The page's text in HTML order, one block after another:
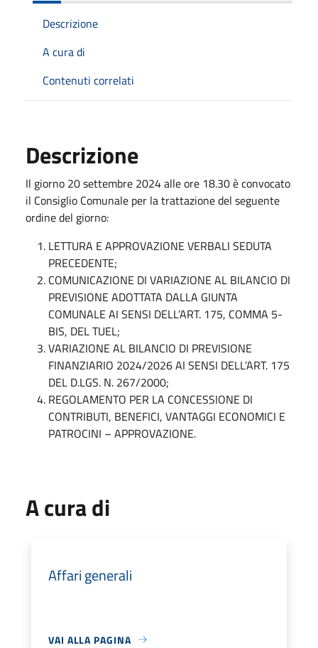
Descrizione
A cura di
Contenuti correlati
Descrizione
Il giorno 20 settembre 2024 alle ore 18.30 è convocato
il Consiglio Comunale per la trattazione del seguente
ordine del giorno:
LETTURA E APPROVAZIONE VERBALI SEDUTA
PRECEDENTE;
COMUNICAZIONE DI VARIAZIONE AL BILANCIO DI
PREVISIONE ADOTTATA DALLA GIUNTA
COMUNALE AI SENSI DELL’ART. 175, COMMA 5-
BIS, DEL TUEL;
VARIAZIONE AL BILANCIO DI PREVISIONE
FINANZIARIO 2024/2026 AI SENSI DELL’ART. 175
DEL D.LGS. N. 267/2000;
REGOLAMENTO PER LA CONCESSIONE DI
CONTRIBUTI, BENEFICI, VANTAGGI ECONOMICI E
PATROCINI – APPROVAZIONE.
A cura di
Affari generali
VAI ALLA PAGINA